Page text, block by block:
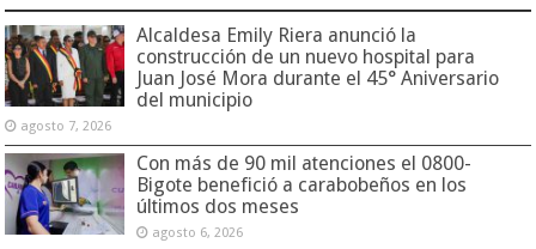
Alcaldesa Emily Riera anunció la
construcción de un nuevo hospital para
Juan José Mora durante el 45° Aniversario
del municipio
agosto 7, 2026
Con más de 90 mil atenciones el 0800-
Bigote benefició a carabobeños en los
últimos dos meses
agosto 6, 2026